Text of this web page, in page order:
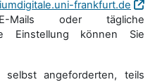
frankfurt.de
Mails oder tägliche
Einstellung können Sie
angeforderten, teils